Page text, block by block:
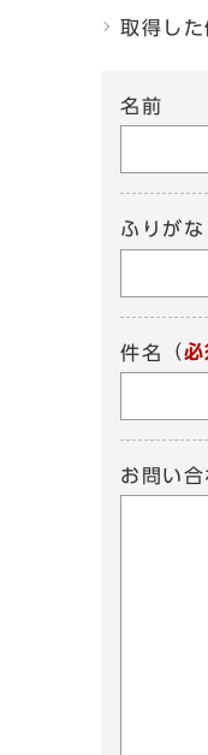
取得し
名前
ふりがな
件名 （必
お問い